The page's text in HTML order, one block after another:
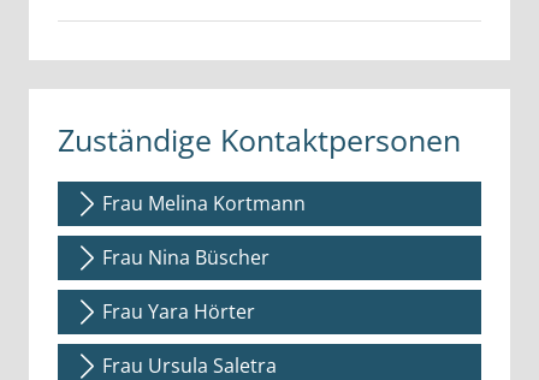
Zuständige Kontaktpersonen
Frau Melina Kortmann
Frau Nina Büscher
Frau Yara Hörter
Frau Ursula Saletra